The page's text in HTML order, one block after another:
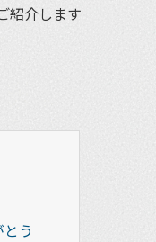
紹介します
う